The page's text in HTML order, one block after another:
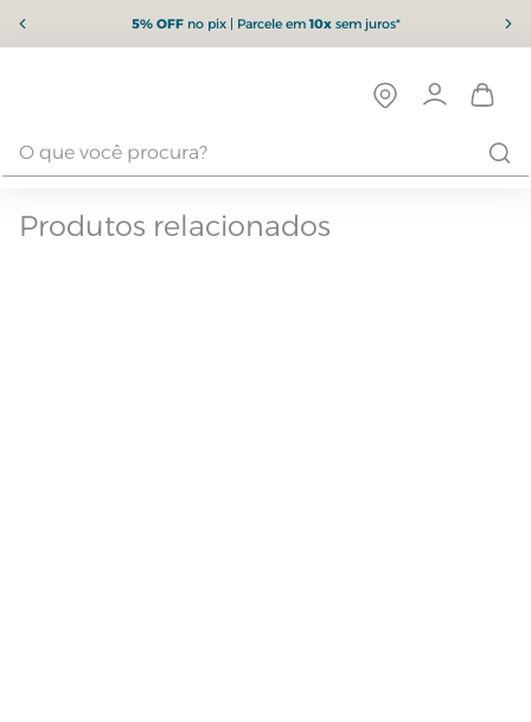
5% OFFno pix | Parcele em10xsem juros*
Produtos relacionados